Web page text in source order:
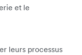
et le
leurs processus